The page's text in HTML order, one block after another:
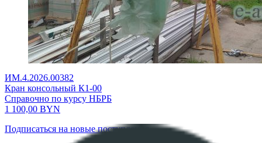
ИМ.4.2026.00382
Кран консольный К1-00
Справочно по курсу НБРБ
1 100,00 BYN
Подписаться на новые поступления